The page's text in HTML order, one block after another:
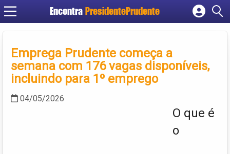
Encontra PresidentePrudente
Cadastrar empresa
Criar conta
Emprega Prudente começa a
semana com 176 vagas disponíveis,
incluindo para 1º emprego
04/05/2026
O que é
o